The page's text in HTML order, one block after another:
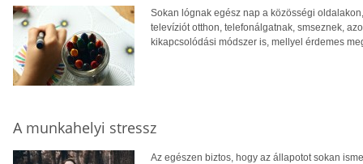
Sokan lógnak egész nap a közösségi
televíziót otthon, telefonálgatnak, smseznek,
kikapcsolódási módszer is, mellyel érdemes
A munkahelyi stressz
Az egészen biztos, hogy az állapotot sokan